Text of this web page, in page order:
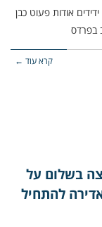
אודות פעוט כבן
בפרדס
קרא עוד ←
בשלום על
להתחיל